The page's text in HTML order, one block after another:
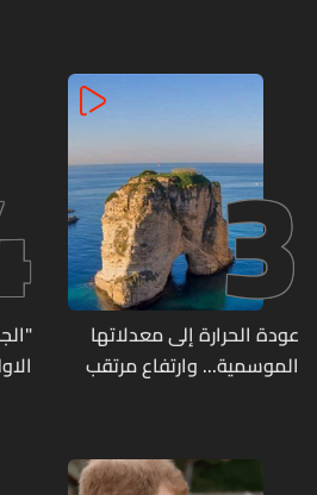
3
عودة الحرارة إلى معدلاتها
الموسمية... وارتفاع مرتقب